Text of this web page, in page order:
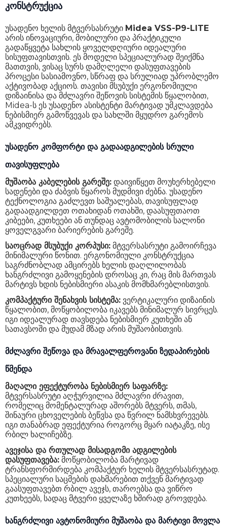
კონსტრუქცია
უსადენო ხელის მტვერსასრუტი Midea VSS-P9-LITE
არის ინოვაციური, მობილური და პრაქტიკული
გადაწყვეტა სახლის ყოველდღიური იდეალური
სისუფთავისთვის. ეს მოდელი სპეციალურად შეიქმნა
მათთვის, ვისაც სურს დამღლელი დასუფთავების
პროცესი სასიამოვნო, სწრაფ და სრულიად უპრობლემო
აქტივობად აქციოს. თავისი მსუბუქი ერგონომიული
დიზაინისა და მძლავრი შეწოვის სისტემის წყალობით,
Midea-ს ეს უსადენო ასისტენტი მარტივად უმკლავდება
ნებისმიერ გამოწვევას და სახლში მყუდრო გარემოს
ამკვიდრებს.
უსადენო კომფორტი და გადაადგილების სრული
თავისუფლება
მუშაობა კაბელების გარეშე: დაივიწყეთ მოუხერხებელი
სადენები და ძაბვის წყაროს მუდმივი ძებნა. უსადენო
ტექნოლოგია გაძლევთ საშუალებას, თავისუფლად
გადაადგილდეთ ოთახიდან ოთახში, დაასუფთაოთ
კიბეები, კუთხეები ან თუნდაც ავტომობილის სალონი
ყოველგვარი ბარიერების გარეშე.
საოცრად მსუბუქი კორპუსი: მტვერსასრუტი გამოირჩევა
მინიმალური წონით. ერგონომიული კონსტრუქცია
საგრძნობლად ამცირებს ხელის დაღლილობას
ხანგრძლივი გამოყენების დროსაც კი, რაც მის მართვას
მარტივს ხდის ნებისმიერი ასაკის მომხმარებლისთვის.
კომპაქტური შენახვის სისტემა: ვერტიკალური დიზაინის
წყალობით, მოწყობილობა იკავებს მინიმალურ სივრცეს.
იგი იდეალურად თავსდება ნებისმიერ კუთხეში ან
სათავსოში და მუდამ მზად არის მუშაობისთვის.
მძლავრი შეწოვა და მრავალფეროვანი ზედაპირების
წმენდა
მაღალი ეფექტურობა ნებისმიერ საფარზე:
მტვერსასრუტი აღჭურვილია მძლავრი ძრავით,
რომელიც მომენტალურად აშორებს მტვერს, თმას,
შინაური ცხოველების ბეწვსა და წვრილ ნამსხვრევებს.
იგი თანაბრად ეფექტურია როგორც მყარ იატაკზე, ისე
რბილ ხალიჩებზე.
ავეჯისა და რთულად მისადგომი ადგილების
დასუფთავება: მოწყობილობა მარტივად
ტრანსფორმირდება კომპაქტურ ხელის მტვერსასრუტად.
სპეციალური საცმების დახმარებით თქვენ მარტივად
გაასუფთავებთ რბილ ავეჯს, თაროებსა და ვიწრო
კუთხეებს, სადაც მტვერი ყველაზე ხშირად გროვდება.
ხანგრძლივი ავტონომიური მუშაობა და მარტივი მოვლა